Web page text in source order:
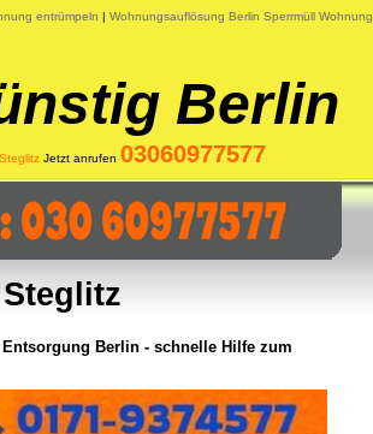
entrümpeln | Wohnungsauflösung Berlin Sperrmüll Wohnung
Berlin
Jetzt anrufen 03060977577
Berlin - schnelle Hilfe zum